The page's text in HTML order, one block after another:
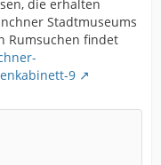
die erhalten
Stadtmuseums
Rumsuchen findet
9